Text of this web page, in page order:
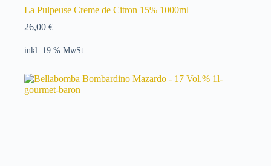
La Pulpeuse Creme de Citron 15% 1000ml
26,00 €
inkl. 19 % MwSt.